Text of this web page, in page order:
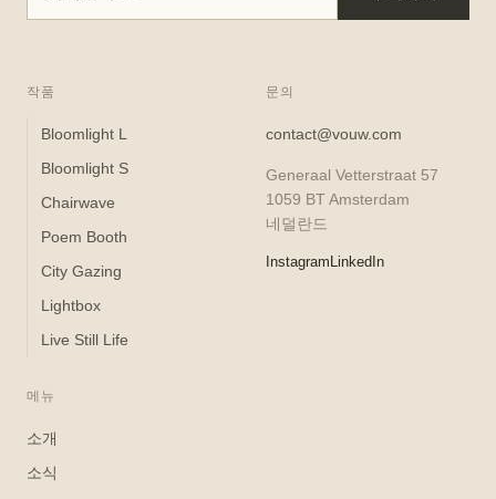
작품
Bloomlight L
Bloomlight S
Chairwave
Poem Booth
City Gazing
Lightbox
Live Still Life
메뉴
소개
소식
문의
contact@vouw.com
Generaal Vetterstraat 57
1059 BT Amsterdam
네덜란드
Instagram LinkedIn